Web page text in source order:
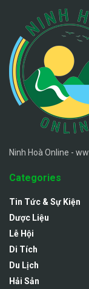
Ninh Hoà Online -
Categories
Tin Tức & Sự Kiện
Dược Liệu
Lễ Hội
Di Tích
Du Lịch
Hải Sản